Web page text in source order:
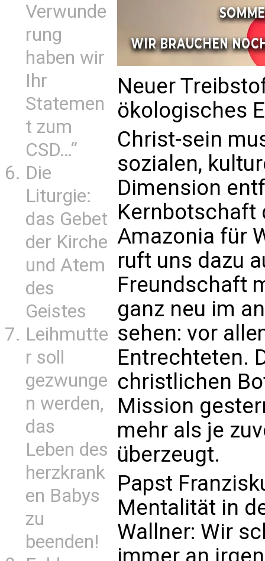
Verwunde
rung
haben wir
Ihr
Statemen
t zum
CSD…“
Die
Liturgie:
das Gebet
der Kirche
und Atem
des
Geistes
Leihmutte
r soll
gezwunge
n werden,
das
Leben des
herzkrank
en Babys
zu
beenden!
Neuer
ökologisches
Christ-sein
sozialen,
Dimension
Kernbotschaft
Amazonia für
ruft uns dazu
Freundschaft
ganz neu im
sehen: vor
Entrechteten.
christlichen
Mission
mehr als je
überzeugt.
Papst
Mentalität in
Wallner: Wir